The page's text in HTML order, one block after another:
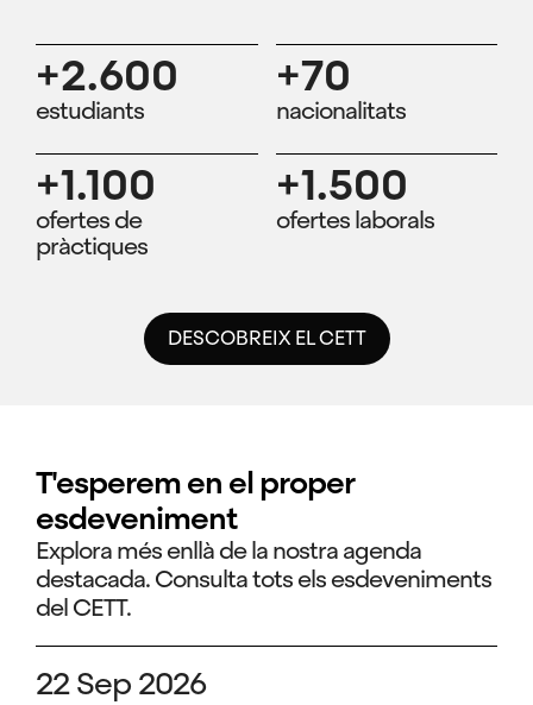
+2.600
estudiants
+70
nacionalitats
+1.100
ofertes de
pràctiques
+1.500
ofertes laborals
DESCOBREIX EL CETT
T'esperem en el proper
esdeveniment
Explora més enllà de la nostra agenda
destacada. Consulta tots els esdeveniments
del CETT.
22 Sep 2026